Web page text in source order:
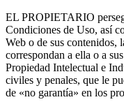
EL PROPIETARIO
Condiciones de Uso, así
Web o de sus contenidos,
correspondan a ella o a
Propiedad Intelectual e
civiles y penales, que le
de «no garantía» en los